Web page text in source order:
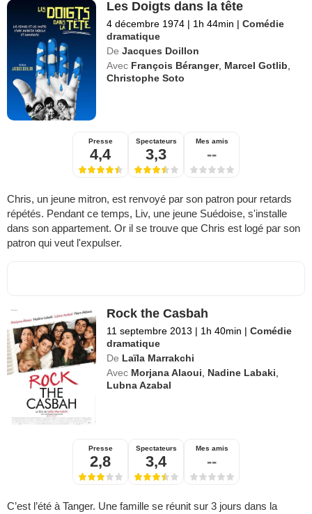
Les Doigts dans la tête
4 décembre 1974 | 1h 44min | Comédie
dramatique
De Jacques Doillon
Avec François Béranger, Marcel Gotlib,
Christophe Soto
Presse
4,4
Spectateurs
3,3
Mes amis
--
Chris, un jeune mitron, est renvoyé par son patron pour retards
répétés. Pendant ce temps, Liv, une jeune Suédoise, s'installe
dans son appartement. Or il se trouve que Chris est logé par son
patron qui veut l'expulser.
Rock the Casbah
11 septembre 2013 | 1h 40min | Comédie
dramatique
De Laïla Marrakchi
Avec Morjana Alaoui, Nadine Labaki,
Lubna Azabal
Presse
2,8
Spectateurs
3,4
Mes amis
--
C’est l’été à Tanger. Une famille se réunit sur 3 jours dans la